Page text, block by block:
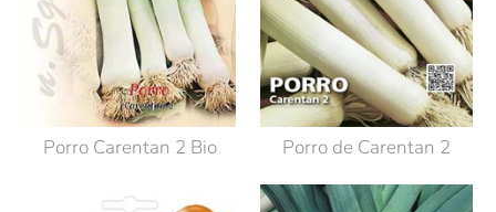
Porro Carentan 2 Bio Porro de Carentan 2